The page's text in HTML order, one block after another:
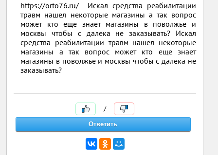
https://orto76.ru/ Искал средства реабилитации
травм нашел некоторые магазины а так вопрос
может кто еще знает магазины в поволжье и
москвы чтобы с далека не заказывать? Искал
средства реабилитации травм нашел некоторые
магазины а так вопрос может кто еще знает
магазины в поволжье и москвы чтобы с далека не
заказывать?
/